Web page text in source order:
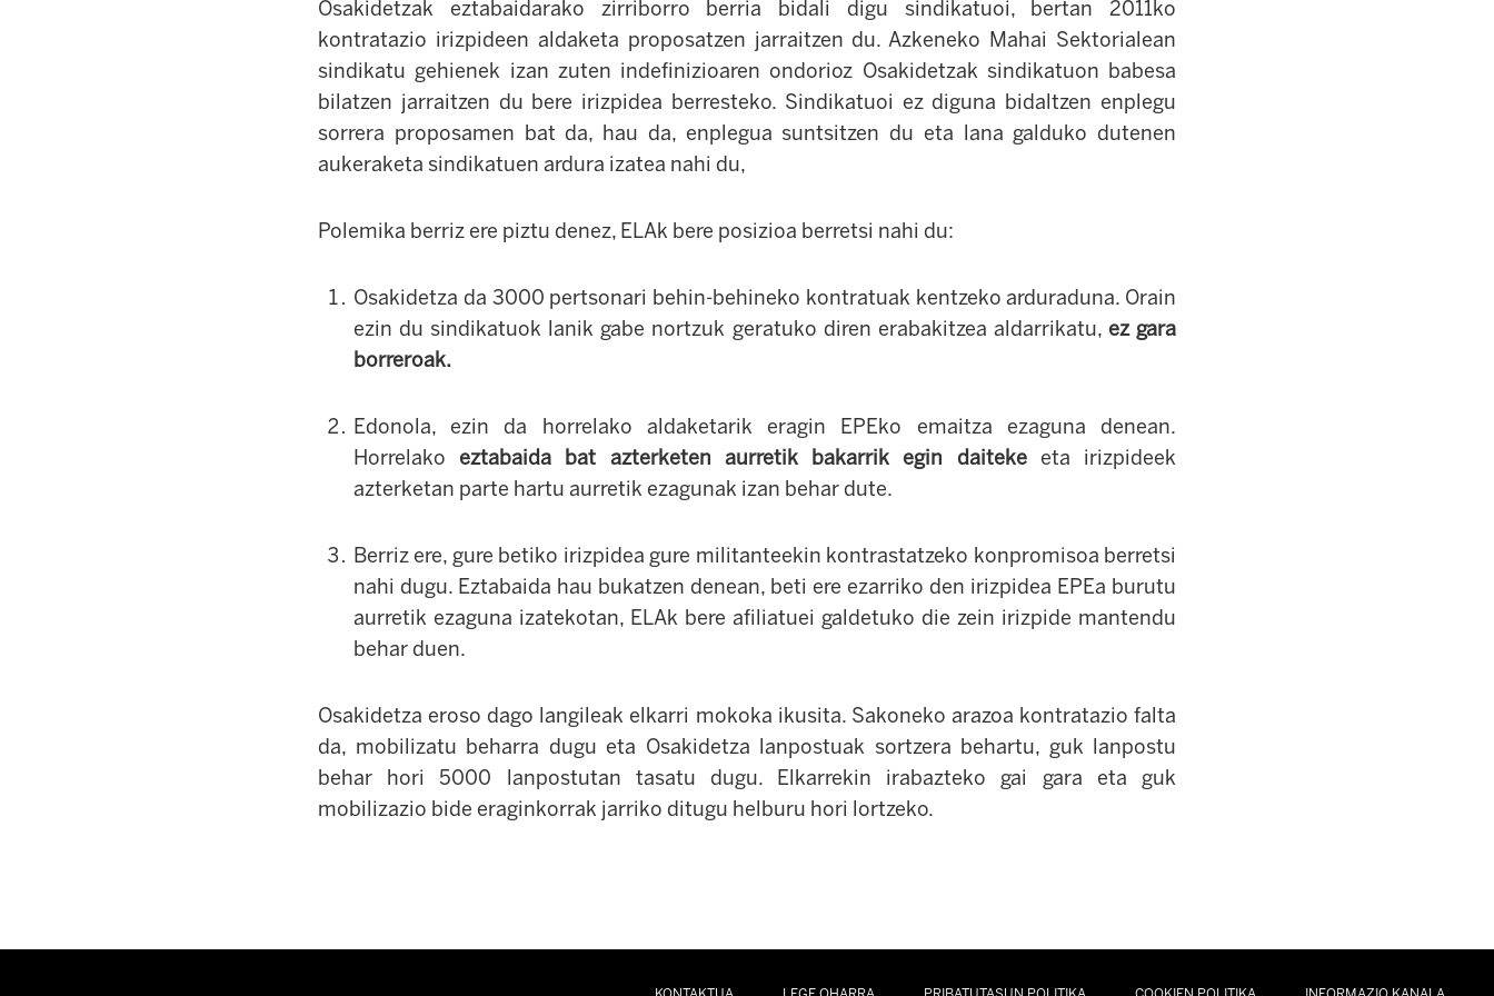
Osakidetzak eztabaidarako zirriborro berria bidali digu sindikatuoi, bertan 2011ko
kontratazio irizpideen aldaketa proposatzen jarraitzen du. Azkeneko Mahai Sektorialean
sindikatu gehienek izan zuten indefinizioaren ondorioz Osakidetzak sindikatuon babesa
bilatzen jarraitzen du bere irizpidea berresteko. Sindikatuoi ez diguna bidaltzen enplegu
sorrera proposamen bat da, hau da, enplegua suntsitzen du eta lana galduko dutenen
aukeraketa sindikatuen ardura izatea nahi du,
Polemika berriz ere piztu denez, ELAk bere posizioa berretsi nahi du:
Osakidetza da 3000 pertsonari behin-behineko kontratuak kentzeko arduraduna. Orain
ezin du sindikatuok lanik gabe nortzuk geratuko diren erabakitzea aldarrikatu, ez gara
borreroak.
Edonola, ezin da horrelako aldaketarik eragin EPEko emaitza ezaguna denean.
Horrelakoeztabaida bat azterketen aurretik bakarrik egin daitekeeta irizpideek
azterketan parte hartu aurretik ezagunak izan behar dute.
Berriz ere, gure betiko irizpidea gure militanteekin kontrastatzeko konpromisoa berretsi
nahi dugu. Eztabaida hau bukatzen denean, beti ere ezarriko den irizpidea EPEa burutu
aurretik ezaguna izatekotan, ELAk bere afiliatuei galdetuko die zein irizpide mantendu
behar duen.
Osakidetza eroso dago langileak elkarri mokoka ikusita. Sakoneko arazoa kontratazio falta
da, mobilizatu beharra dugu eta Osakidetza lanpostuak sortzera behartu, guk lanpostu
behar hori 5000 lanpostutan tasatu dugu. Elkarrekin irabazteko gai gara eta guk
mobilizazio bide eraginkorrak jarriko ditugu helburu hori lortzeko.